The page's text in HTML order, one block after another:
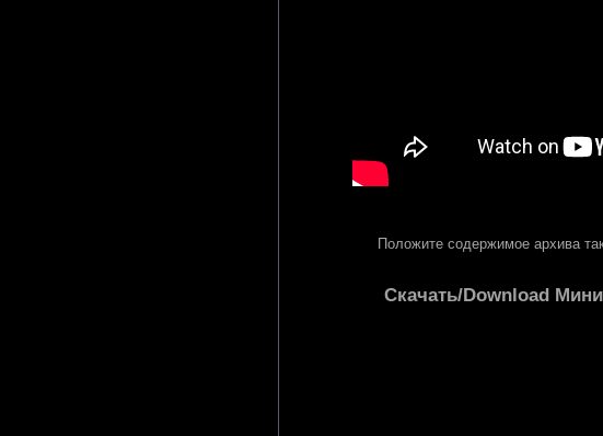
Положите содержимое архива
Скачать/Download